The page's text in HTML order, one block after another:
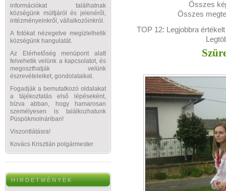
információkat találhatnak
községünk múltjáról és jelenéről,
intézményeinkről, vállalkozóinkról.
A fotókat nézegetve megízlelhetik
községünk hangulatát.
Az Elérhetőség menüpont alatt
felvehetik velünk a kapcsolatot, és
megoszthatják velünk
észrevételeiket, gondolataikat.
Fogadják a bemutatkozó oldalakat
a tájékoztatás első lépéseként,
bízva abban, hogy hamarosan
személyesen is találkozhatunk
Püspökmolnáriban!
Viszontlátásra!
Kovács Krisztián polgármester
H I R D E T M É N Y E K
Összes
Összes
TOP 12: Legjobbra értékelt